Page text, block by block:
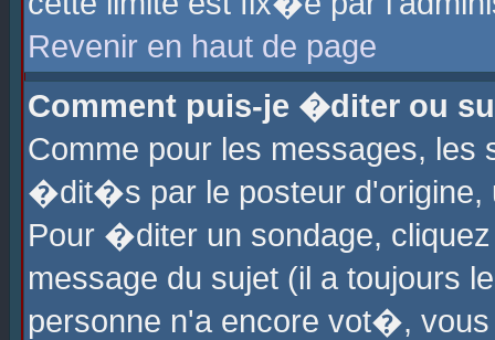
Revenir en haut de page
Comment puis-je �diter ou
Comme pour les messages,
�dit�s par le posteur d'origine,
Pour �diter un sondage,
message du sujet (il a toujours
personne n'a encore vot�,